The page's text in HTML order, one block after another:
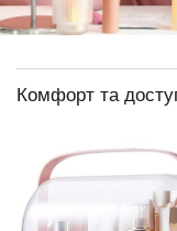
Комфорт та